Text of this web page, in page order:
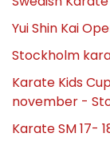
Yui Shin Kai
Stockholm
Karate Kids
november -
Karate SM 17-